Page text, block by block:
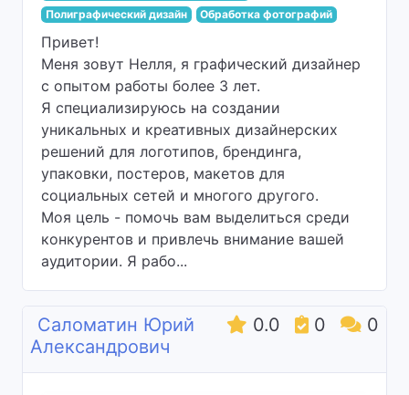
Полиграфический дизайн
Обработка фотографий
Привет!
Меня зовут Нелля, я графический дизайнер
с опытом работы более 3 лет.
Я специализируюсь на создании
уникальных и креативных дизайнерских
решений для логотипов, брендинга,
упаковки, постеров, макетов для
социальных сетей и многого другого.
Моя цель - помочь вам выделиться среди
конкурентов и привлечь внимание вашей
аудитории. Я рабо...
0.0 0 0
Саломатин Юрий
Александрович